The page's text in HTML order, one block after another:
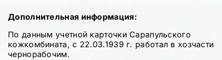
Дополнительная информация:
По данным учетной карточки Сарапульского
кожкомбината, с 22.03.1939 г. работал в хозчасти
чернорабочим.